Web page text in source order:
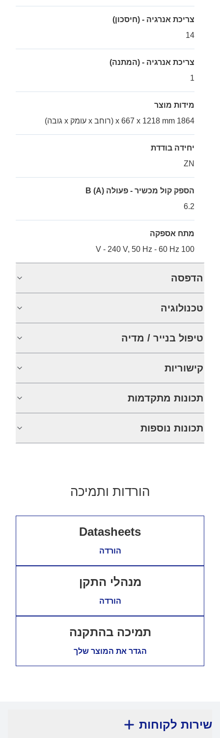
צריכת אנרגיה - (חיסכון)
14
צריכת אנרגיה - (המתנה)
1
מידות מוצר
1864 x 667 x 1218 mm (רוחב x עומק x גובה)
יחידה בודדת
ZN
הספק קול מכשיר - פעולה B (A)
6.2
מתח אספקה
100 V - 240 V, 50 Hz - 60 Hz
הדפסה
טכנולוגיה
טיפול בנייר / מדיה
קישוריות
תכונות מתקדמות
תכונות נוספות
הורדות ותמיכה
Datasheets
הורדה
מנהלי התקן
הורדה
תמיכה בהתקנה
הגדר את המוצר שלך
שירות לקוחות